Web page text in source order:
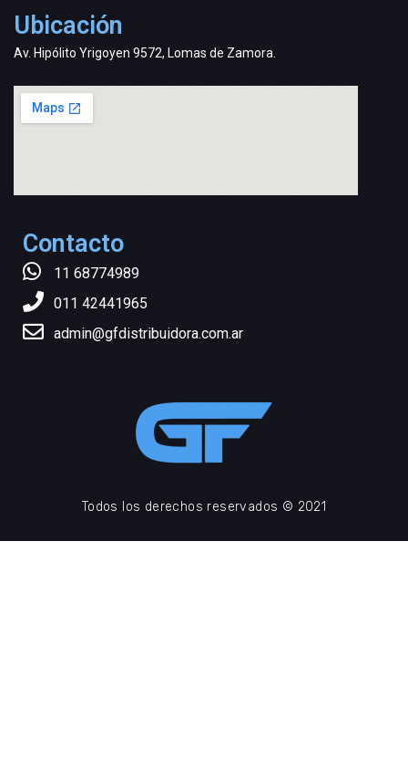
Ubicación
Av. Hipólito Yrigoyen 9572, Lomas de Zamora.
Contacto
11 68774989
011 42441965
admin@gfdistribuidora.com.ar
Todos los derechos reservados © 2021